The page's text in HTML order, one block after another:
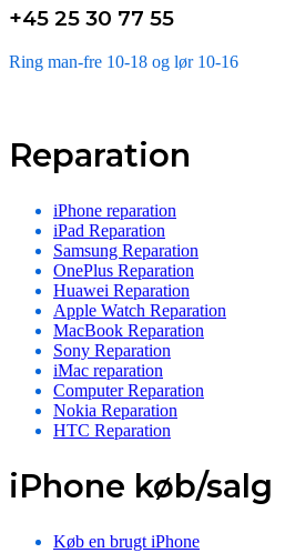
+45 25 30 77 55
Ring man-fre 10-18 og lør 10-16
Reparation
iPhone reparation
iPad Reparation
Samsung Reparation
OnePlus Reparation
Huawei Reparation
Apple Watch Reparation
MacBook Reparation
Sony Reparation
iMac reparation
Computer Reparation
Nokia Reparation
HTC Reparation
iPhone køb/salg
Køb en brugt iPhone